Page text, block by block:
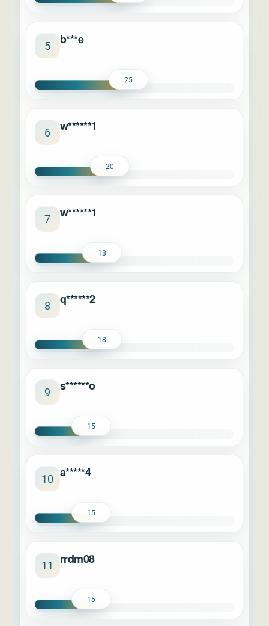
5 b***e
25
6 w******1
20
7 w******1
18
8 q******2
18
9 s******o
15
10 a*****4
15
11 rrdm08
15